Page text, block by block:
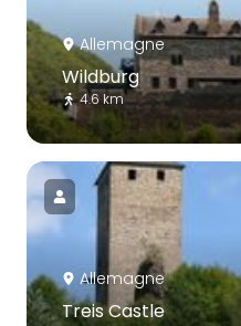
Allemagne
Wildburg
4.6 km
Allemagne
Treis Castle